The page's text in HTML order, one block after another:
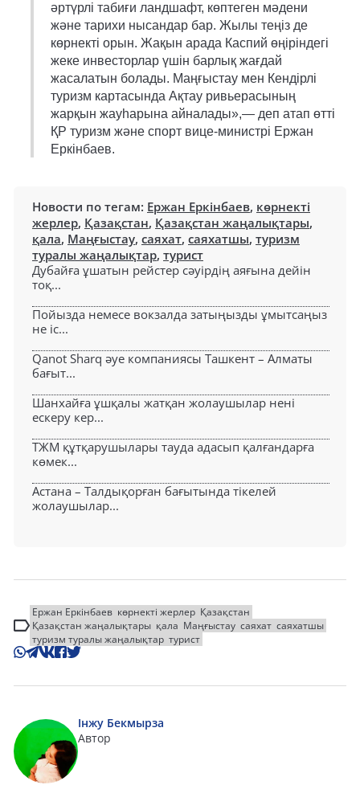
әртүрлі табиғи ландшафт, көптеген мәдени
және тарихи нысандар бар. Жылы теңіз де
көрнекті орын. Жақын арада Каспий өңіріндегі
жеке инвесторлар үшін барлық жағдай
жасалатын болады. Маңғыстау мен Кендірлі
туризм картасында Ақтау ривьерасының
жарқын жауһарына айналады»,— деп атап өтті
ҚР туризм және спорт вице-министрі Ержан
Еркінбаев.
Новости по тегам: Ержан Еркінбаев, көрнекті
жерлер, Қазақстан, Қазақстан жаңалықтары,
қала, Маңғыстау, саяхат, саяхатшы, туризм
туралы жаңалықтар, турист
Дубайға ұшатын рейстер сәуірдің аяғына дейін
тоқ...
Пойызда немесе вокзалда затыңызды ұмытсаңыз
не іс...
Qanot Sharq әуе компаниясы Ташкент – Алматы
бағыт...
Шанхайға ұшқалы жатқан жолаушылар нені
ескеру кер...
ТЖМ құтқарушылары тауда адасып қалғандарға
көмек...
Астана – Талдықорған бағытында тікелей
жолаушылар...
Ержан Еркінбаев көрнекті жерлер Қазақстан
Қазақстан жаңалықтары қала Маңғыстау саяхат саяхатшы
туризм туралы жаңалықтар турист
Інжу Бекмырза
Автор